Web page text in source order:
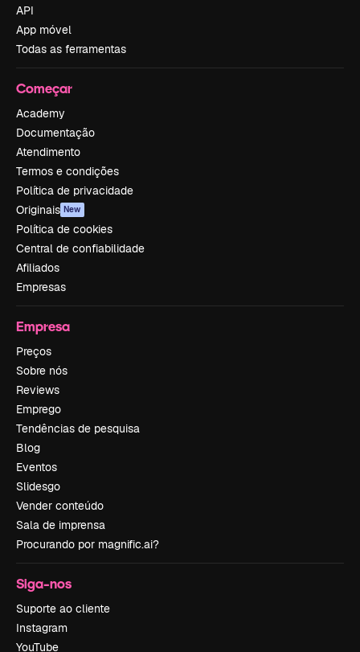
API
App móvel
Todas as ferramentas
Começar
Academy
Documentação
Atendimento
Termos e condições
Política de privacidade
Originais New
Política de cookies
Central de confiabilidade
Afiliados
Empresas
Empresa
Preços
Sobre nós
Reviews
Emprego
Tendências de pesquisa
Blog
Eventos
Slidesgo
Vender conteúdo
Sala de imprensa
Procurando por magnific.ai?
Siga-nos
Suporte ao cliente
Instagram
YouTube